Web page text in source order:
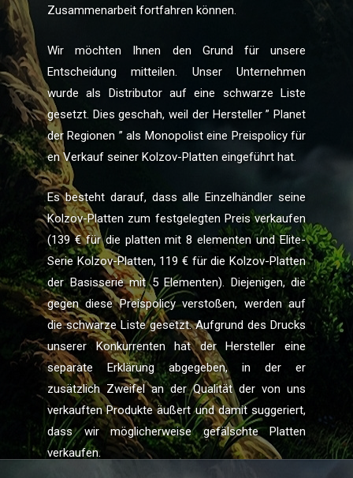
Zusammenarbeit fortfahren können.
Wir möchten Ihnen den Grund für unsere
Entscheidung mitteilen. Unser Unternehmen
wurde als Distributor auf eine schwarze Liste
gesetzt. Dies geschah, weil der Hersteller ” Planet
der Regionen ” als Monopolist eine Preispolicy für
en Verkauf seiner Kolzov-Platten eingeführt hat.
Es besteht darauf, dass alle Einzelhändler seine
Kolzov-Platten zum festgelegten Preis verkaufen
(139 € für die platten mit 8 elementen und Elite-
Serie Kolzov-Platten, 119 € für die Kolzov-Platten
der Basisserie mit 5 Elementen). Diejenigen, die
gegen diese Preispolicy verstoßen, werden auf
die schwarze Liste gesetzt. Aufgrund des Drucks
unserer Konkurrenten hat der Hersteller eine
separate Erklärung abgegeben, in der er
zusätzlich Zweifel an der Qualität der von uns
verkauften Produkte äußert und damit suggeriert,
dass wir möglicherweise gefälschte Platten
verkaufen.